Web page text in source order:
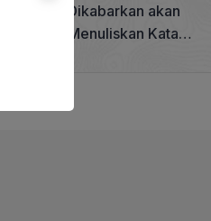
Dikabarkan akan
Menuliskan Kata